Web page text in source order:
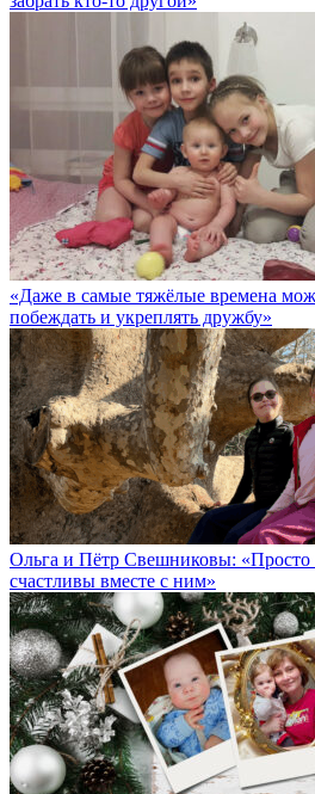
«Даже в самые тяжёлые времена
побеждать и укреплять дружбу»
Ольга и Пётр Свешниковы: «Просто
счастливы вместе с ним»